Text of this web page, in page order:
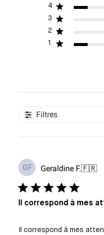
4
3
2
1
Filtres
GF Geraldine F.🇫🇷
Il correspond à mes
Il correspond à mes